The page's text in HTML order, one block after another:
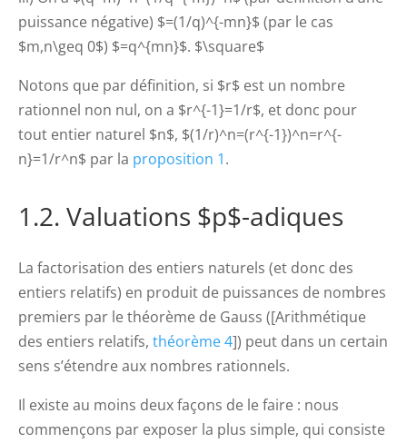
puissance négative) $=(1/q)^{-mn}$ (par le cas
$m,n\geq 0$) $=q^{mn}$. $\square$
Notons que par définition, si $r$ est un nombre
rationnel non nul, on a $r^{-1}=1/r$, et donc pour
tout entier naturel $n$, $(1/r)^n=(r^{-1})^n=r^{-
n}=1/r^n$ par la proposition 1.
1.2. Valuations $p$-adiques
La factorisation des entiers naturels (et donc des
entiers relatifs) en produit de puissances de nombres
premiers par le théorème de Gauss ([Arithmétique
des entiers relatifs, théorème 4]) peut dans un certain
sens s’étendre aux nombres rationnels.
Il existe au moins deux façons de le faire : nous
commençons par exposer la plus simple, qui consiste